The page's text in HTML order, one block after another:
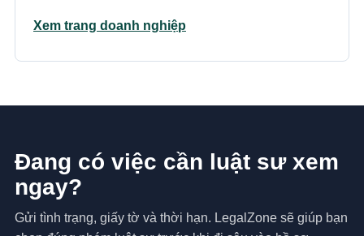
Xem trang doanh nghiệp
Đang có việc cần luật sư xem
ngay?
Gửi tình trạng, giấy tờ và thời hạn. LegalZone sẽ giúp bạn